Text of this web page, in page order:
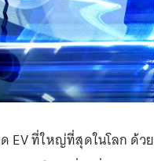
EV ที่ใหญ่ที่สุดในโลก ด้วย